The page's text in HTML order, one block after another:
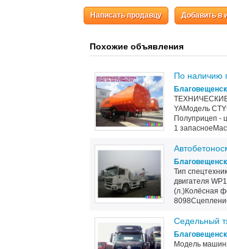
Написать продавцу Добавить в
Похожие объявления
По наличию
Благовещенск
ТЕХНИЧЕСКИЕ
YAМодель
Полуприцеп -
1
Благовещенск
Тип
двигателя
(л.)Колёсная
Седельный
Благовещенск
Модель